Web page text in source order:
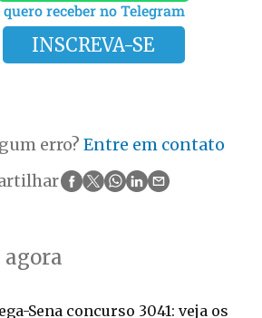
quero receber no Telegram
INSCREVA-SE
erro? Entre em contato
Sena concurso 3041: veja os